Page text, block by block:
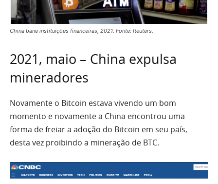
China bane instituições financeiras, 2021. Fonte: Reuters.
2021, maio – China expulsa
mineradores
Novamente o Bitcoin estava vivendo um bom
momento e novamente a China encontrou uma
forma de freiar a adoção do Bitcoin em seu país,
desta vez proibindo a mineração de BTC.